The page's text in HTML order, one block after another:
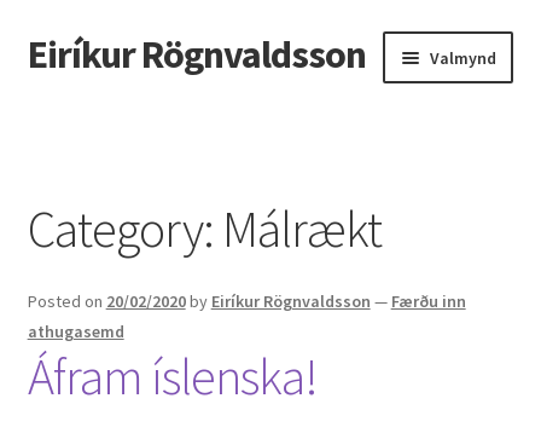
Fara
beint
Hoppa
yfir
Eiríkur Rögnvaldsson Valmynd
Ætt
Líf og starf
Myndir
Category: Málrækt
Posted on 20/02/2020by Eiríkur Rögnvaldsson — Færðu inn
athugasemd
Áfram íslenska!